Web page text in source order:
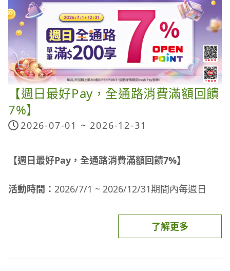
本活動回饋以銀行別區分計算及入點，每一icash
Pay用戶依各指定銀行及各支付方式之回饋上限分別
計算。
本活動點數計算至小數點後第二位(依小數點後第三
位四捨五入計算)，消費月份結束後贈點，最晚將於
消費後之次次月底前匯入符合資格icash Pay帳戶綁
定之uniopen會員帳號，如活動資格檢核作業順利則
可能提前匯入點數。
信用卡循環信用利率及各項費用詳情請參閱各銀行官
卡，若已遭停用、凍結或有延遲繳款、違反信用卡契
約等情事，將喪失本活動回饋資格。使用icash Pay
取當月券
折券時間：2026/6/1(三) - 9/30(三) 每週日 00:00-
23:59
活動辦法：每月初先至街口支付 App 活動頁領券，
並於各券折抵期間至「指定通路」使用街口支付消費
付款，單筆消費滿 $250 享 9 折，最高可折 $25。每
人每週限折抵 1 次，數量有限，先折先贏。
搶 先 領 券⏩
注意事項：
需先至「街口支付」活動頁領券，付款時才得以折
券。
至「街口支付」付款頁面時，系統將自動預設帶入最
優惠 (可折抵金額最高) 的街口券；若付款時無券可用
完成退款後 (退款作業時間依各通路為準，如退款期
到您的街口券匣，若該街口券尚未兌畢，則可於折券
常態付款回饋
付款，2026/1/1 - 2026/12/31 於精選通路最高享
適用一般消費回饋
美廉社、聖德科斯 精選加碼
【週日最好Pay，全通路消費滿額回饋
7%】
2026-07-01 ~ 2026-12-31
【週日最好Pay，全通路消費滿額回饋7%】
活動時間： 2026/7/1 ~ 2026/12/31期間內每週日
Pay帳戶餘額、連結銀行帳戶付款)單筆滿200元
了解更多